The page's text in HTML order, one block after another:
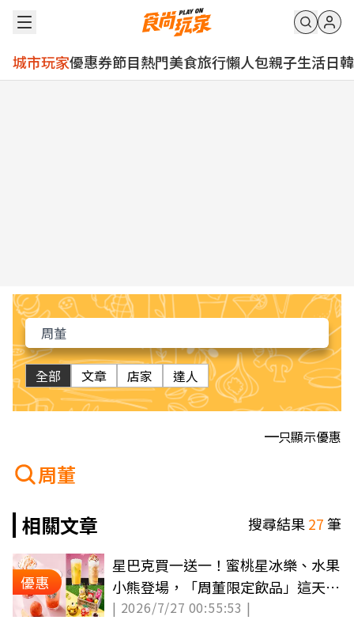
城市玩家優惠券節目熱門美食旅行懶人包親子生活日韓
全部 文章 店家 達人
只顯示優惠
周董
相關文章
搜尋結果27筆
優惠
星巴克買一送一！蜜桃星冰樂、水果
小熊登場，「周董限定飲品」這天開
喝
| 2026/7/27 00:55:53 |